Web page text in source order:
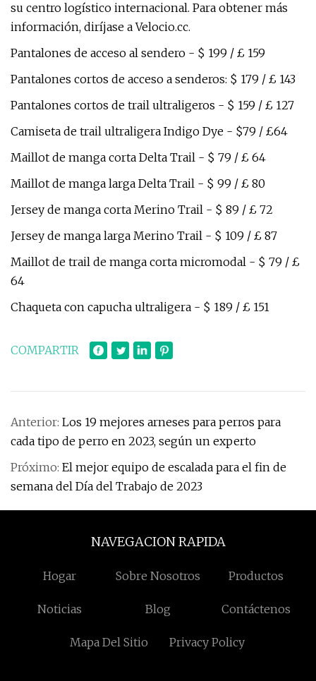
su centro logístico internacional. Para obtener más
información, diríjase a Velocio.cc.
Pantalones de acceso al sendero - $ 199 / £ 159
Pantalones cortos de acceso a senderos: $ 179 / £ 143
Pantalones cortos de trail ultraligeros - $ 159 / £ 127
Camiseta de trail ultraligera Indigo Dye - $79 / £64
Maillot de manga corta Delta Trail - $ 79 / £ 64
Maillot de manga larga Delta Trail - $ 99 / £ 80
Jersey de manga corta Merino Trail - $ 89 / £ 72
Jersey de manga larga Merino Trail - $ 109 / £ 87
Maillot de trail de manga corta micromodal - $ 79 / £
64
Chaqueta con capucha ultraligera - $ 189 / £ 151
COMPARTIR
Anterior: Los 19 mejores arneses para perros para
cada tipo de perro en 2023, según un experto
Próximo: El mejor equipo de escalada para el fin de
semana del Día del Trabajo de 2023
NAVEGACION RAPIDA
Hogar Sobre Nosotros Productos
Noticias Blog Contáctenos
Mapa Del Sitio Privacy Policy